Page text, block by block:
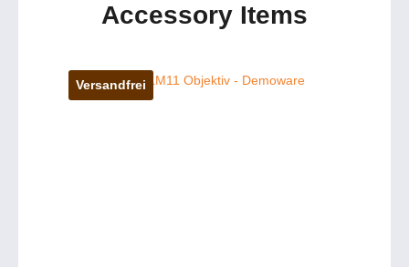
Accessory Items
Versandfrei